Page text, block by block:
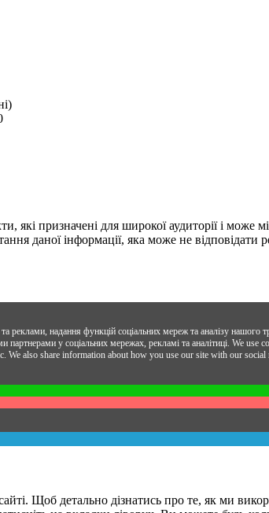
які призначені для широкої аудиторії і може
даної інформації, яка може не
реклами, надання функцій соціальних мереж та аналізу нашого
у соціальних мережах, рекламі та аналітиці. We use
We also share information about how you use our site with our
Щоб детально дізнатись про те, як ми